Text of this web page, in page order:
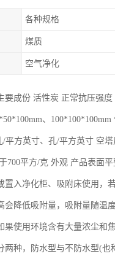
各种规格
煤质
空气净化
要成份 活性炭 正常抗压强度
、
/平方英寸、孔/平方英寸 空塔
700平方/克 外观 产品表面
置入净化柜、吸附床使用，
会降低吸附量，吸附量随温
果使用环境含有大量浓尘和
两种，防水型与不防水型(